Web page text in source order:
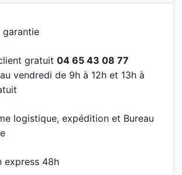
garantie
gratuit 04 65 43 08 77
vendredi de 9h à 12h et 13h à
logistique, expédition et Bureau
express 48h